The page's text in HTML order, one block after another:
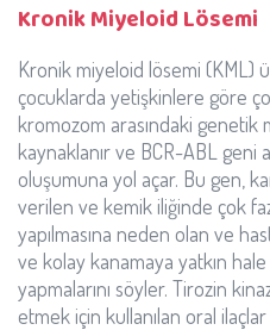
Kronik Miyeloid Lösemi
Kronik miyeloid lösemi (KML)
çocuklarda yetişkinlere göre
kromozom arasındaki
kaynaklanır ve BCR-ABL geni
oluşumuna yol açar. Bu gen,
verilen ve kemik iliğinde çok
yapılmasına neden olan ve
ve kolay kanamaya yatkın
yapmalarını söyler. Tirozin
etmek için kullanılan oral ilaçlar